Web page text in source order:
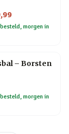
morgen in
– Borsten
morgen in